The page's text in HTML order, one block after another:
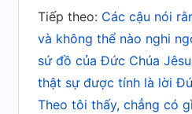
trước kia đã không
đứng lên trong trái
nguồn gốc của sự
chống đối Ta sao?
Tiếp theo: Các cậu nói
và không thể nào nghi
sứ đồ của Đức Chúa
thật sự được tính là lời
Theo tôi thấy, chẳng có